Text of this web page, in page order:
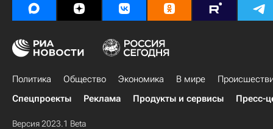
Политика Общество Экономика В мире
Спецпроекты
Реклама Продукты и сервисы Пресс-
Версия 2023.1 Beta